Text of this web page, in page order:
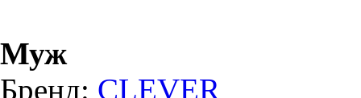
Муж
Бренд: CLEVER